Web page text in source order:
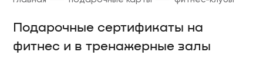
Подарочные сертификаты на
фитнес и в тренажерные залы